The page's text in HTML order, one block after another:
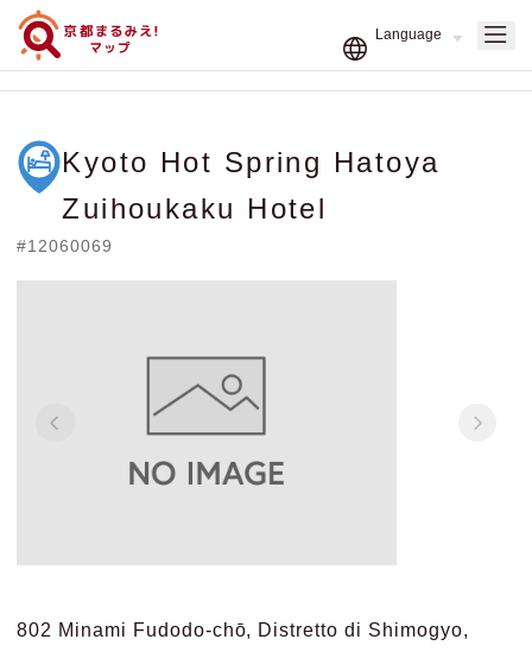
Kyoto Hot Spring Hatoya
Zuihoukaku Hotel
#12060069
802 Minami Fudodo-chō, Distretto di Shimogyo,